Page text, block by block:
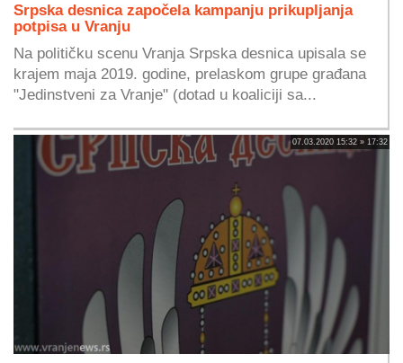
Srpska desnica započela kampanju prikupljanja
potpisa u Vranju
Na političku scenu Vranja Srpska desnica upisala se
krajem maja 2019. godine, prelaskom grupe građana
"Jedinstveni za Vranje" (dotad u koaliciji sa...
07.03.2020 15:32 » 17:32